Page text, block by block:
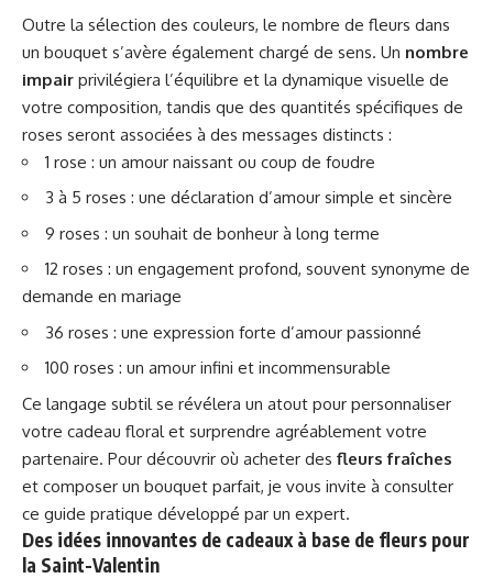
Outre la sélection des couleurs, le nombre de fleurs dans
un bouquet s’avère également chargé de sens. Un nombre
impair privilégiera l’équilibre et la dynamique visuelle de
votre composition, tandis que des quantités spécifiques de
roses seront associées à des messages distincts :
1 rose : un amour naissant ou coup de foudre
3 à 5 roses : une déclaration d’amour simple et sincère
9 roses : un souhait de bonheur à long terme
12 roses : un engagement profond, souvent synonyme de
demande en mariage
36 roses : une expression forte d’amour passionné
100 roses : un amour infini et incommensurable
Ce langage subtil se révélera un atout pour personnaliser
votre cadeau floral et surprendre agréablement votre
partenaire. Pour découvrir où acheter des fleurs fraîches
et composer un bouquet parfait, je vous invite à consulter
ce guide pratique développé par un expert.
Des idées innovantes de cadeaux à base de fleurs pour
la Saint-Valentin